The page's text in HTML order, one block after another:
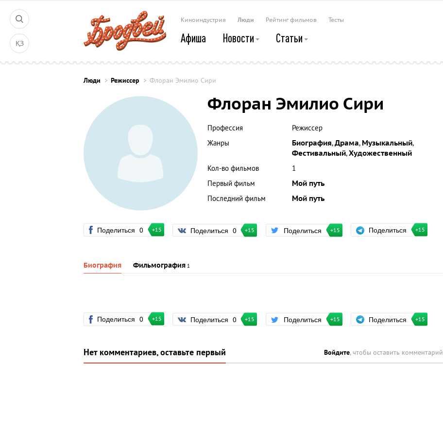
ҚЗ
Киноиндустрия Люди Рейтинг фильмов Тесты
Афиша Новости Статьи
Люди Режиссер Флоран Эмилио Сири
Флоран Эмилио Сири
Профессия
Режиссер
Жанры
Биография,Драма, Музыкальный,
Фестивальный,Художественный
Кол-во фильмов
1
Первый фильм
Мой путь
Последний фильм
Мой путь
Поделиться 0 +15 Поделиться 0 +15 Поделиться +15 Поделиться +15
Биография Фильмография 1
Поделиться 0 +15 Поделиться 0 +15 Поделиться +15 Поделиться +15
Нет комментариев, оставьте первый Войдите, чтобы оставить комментарий